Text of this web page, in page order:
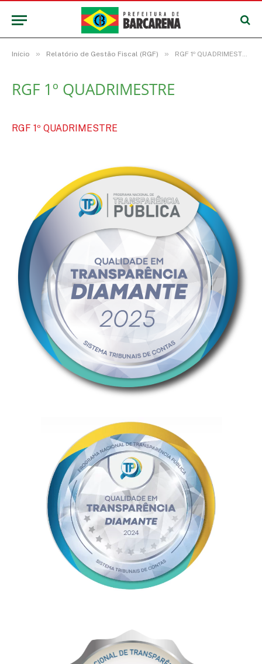
Início » Relatório de Gestão Fiscal (RGF) » RGF 1º QUADRIMESTRE
RGF 1º QUADRIMESTRE
RGF 1º QUADRIMESTRE